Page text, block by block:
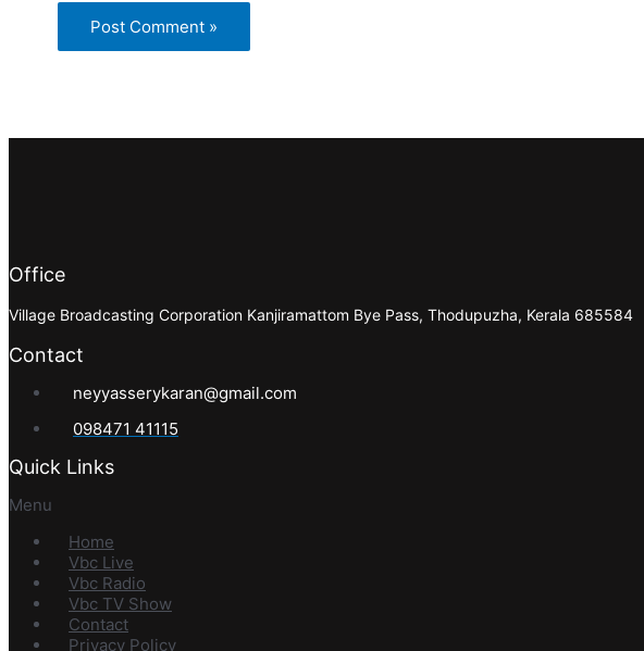
Office
Village Broadcasting Corporation Kanjiramattom Bye Pass, Thodupuzha, Kerala 685584
Contact
neyyasserykaran@gmail.com
098471 41115
Quick Links
Menu
Home
Vbc Live
Vbc Radio
Vbc TV Show
Contact
Privacy Policy